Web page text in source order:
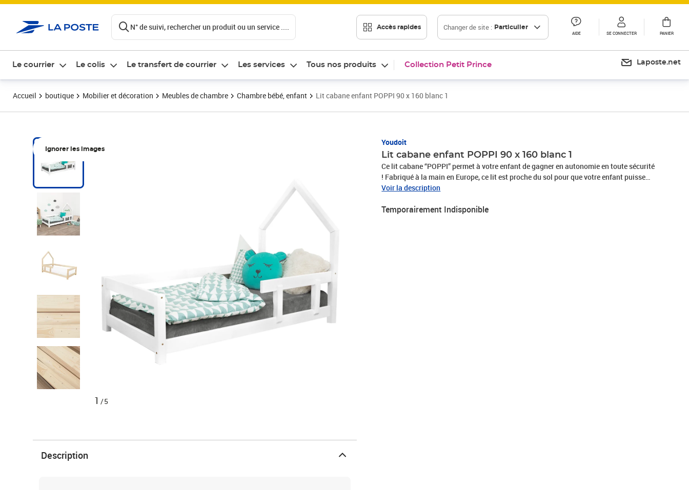
N° de suivi, rechercher un produit ou un service .... Accès rapides Changer de site : Particulier
AIDE SE CONNECTER PANIER
Le courrier Le colis Le transfert de courrier Les services Tous nos produits Collection Petit Prince Laposte.net
Accueil boutique Mobilier et décoration Meubles de chambre Chambre bébé, enfant Lit cabane enfant POPPI 90 x 160 blanc 1
Ignorer les images
1 /5
Youdoit
Lit cabane enfant POPPI 90 x 160 blanc 1
Ce lit cabane “POPPI” permet à votre enfant de gagner en autonomie en toute sécurité
! Fabriqué à la main en Europe, ce lit est proche du sol pour que votre enfant puisse
aller et venir dans son lit facilement. Le lit a une capacité de charge de 150 kg. Existe
brique, Bleu marine,Vert pétrole, Bleu clair, Bois naturel, Non verni) et en 10
Voir la description
Temporairement Indisponible
Description